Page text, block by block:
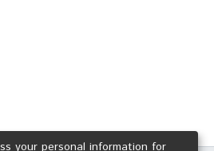
your personal information for